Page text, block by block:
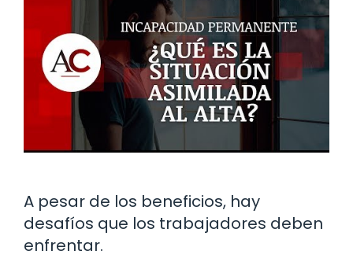
A pesar de los beneficios, hay
desafíos que los trabajadores deben
enfrentar.